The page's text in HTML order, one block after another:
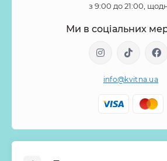
з 9:00 до 21:00,
Ми в соціальних
info@kvitna.ua